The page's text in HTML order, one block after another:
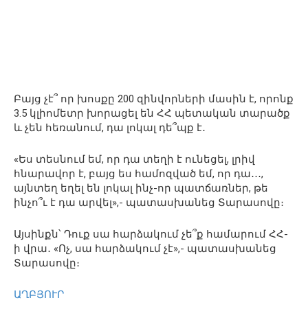
Բայց չէ՞ որ խոսքը 200 զինվորների մասին է, որոնք
3.5 կլիոմետր խորացել են ՀՀ պետական տարածք
և չեն հեռանում, դա լոկալ դե՞պք է․
«Ես տեսնում եմ, որ դա տեղի է ունեցել, լրիվ
հնարավոր է, բայց ես համոզված եմ, որ դա․․․,
այնտեղ եղել են լոկալ ինչ-որ պատճառներ, թե
ինչո՞ւ է դա արվել»,- պատասխանեց Տարասովը։
Այսինքն՝ Դուք սա հարձակում չե՞ք համարում ՀՀ-
ի վրա․ «Ոչ, սա հարձակում չէ»,- պատասխանեց
Տարասովը։
ԱՂԲՅՈՒՐ